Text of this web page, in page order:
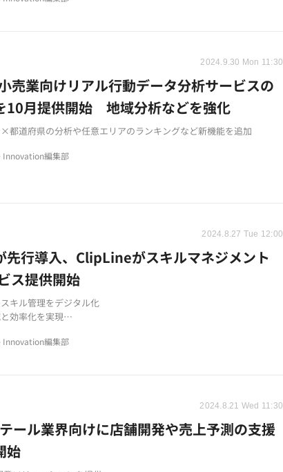
2024.9.30 Mon 11:30
売業向けリアル行動データ分析サービスの
10月提供開始 地域分析などを強化
×都道府県の分析や任意エリアのランキングなど新機能を追加
Innovation編集部
2024.8.27 Tue 12:00
先行導入、ClipLineがスキルマネジメント
ス提供開始
キル管理をデジタル化
効率化を実現
Careerを先行導入
Innovation編集部
2024.8.21 Wed 11:30
ール業界向けに店舗開発や売上予測の支援
始